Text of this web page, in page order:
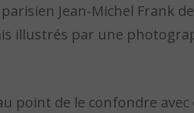
Jean-Michel Frank
illustrés par une
point de le confondre